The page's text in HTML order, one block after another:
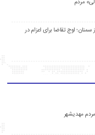
از سمنان؛ اوج تقاضا برای اعزام در
مهدیشهر